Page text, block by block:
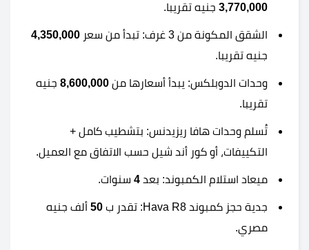
3,770,000 جنيه تقريبا.
الشقق المكونة من 3 غرف: تبدأ من سعر
4,350,000
جنيه تقريبا.
وحدات الدوبلكس: يبدأ أسعارها من 8,600,000 جنيه
تقريبا.
تُسلم وحدات هافا ريزيدنس: بتشطيب كامل +
التكييفات، أو كور أند شيل حسب الاتفاق مع العميل.
ميعاد استلام الكمبوند: بعد 4 سنوات.
جدية حجز كمبوند Hava R8: تقدر ب 50 ألف جنيه
مصري.